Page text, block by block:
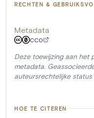
RECHTEN &
Metadata
CC0
Deze toewijzing aan het
metadata.
auteursrechtelijke status
HOE TE CITEREN